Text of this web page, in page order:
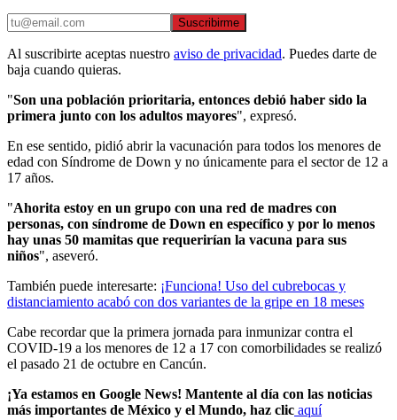
Suscribirme
Al suscribirte aceptas nuestro aviso de privacidad. Puedes darte de
baja cuando quieras.
"Son una población prioritaria, entonces debió haber sido la
primera junto con los adultos mayores", expresó.
En ese sentido, pidió abrir la vacunación para todos los menores de
edad con Síndrome de Down y no únicamente para el sector de 12 a
17 años.
"Ahorita estoy en un grupo con una red de madres con
personas, con síndrome de Down en específico y por lo menos
hay unas 50 mamitas que requerirían la vacuna para sus
niños", aseveró.
También puede interesarte: ¡Funciona! Uso del cubrebocas y
distanciamiento acabó con dos variantes de la gripe en 18 meses
Cabe recordar que la primera jornada para inmunizar contra el
COVID-19 a los menores de 12 a 17 con comorbilidades se realizó
el pasado 21 de octubre en Cancún.
¡Ya estamos en Google News! Mantente al día con las noticias
más importantes de México y el Mundo, haz clic aquí